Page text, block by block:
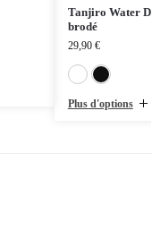
Tanjiro Water
brodé
29,90 €
Plus d'options